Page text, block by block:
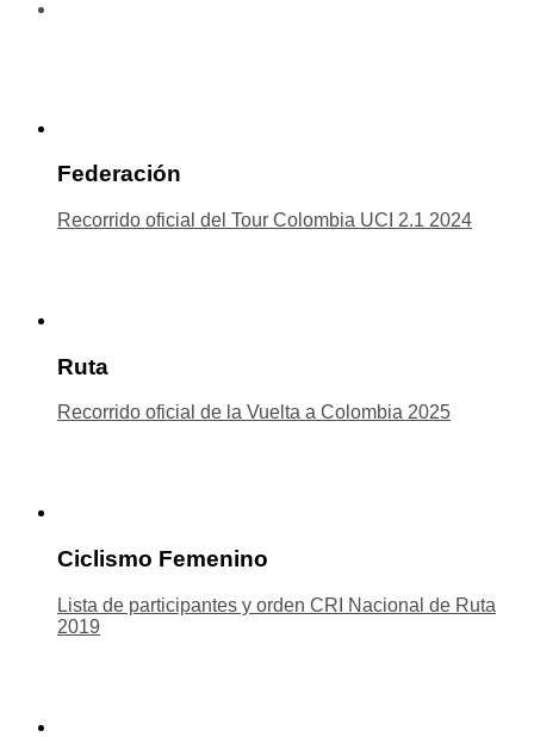
Federación
Recorrido oficial del Tour Colombia UCI 2.1 2024
Ruta
Recorrido oficial de la Vuelta a Colombia 2025
Ciclismo Femenino
Lista de participantes y orden CRI Nacional de Ruta
2019